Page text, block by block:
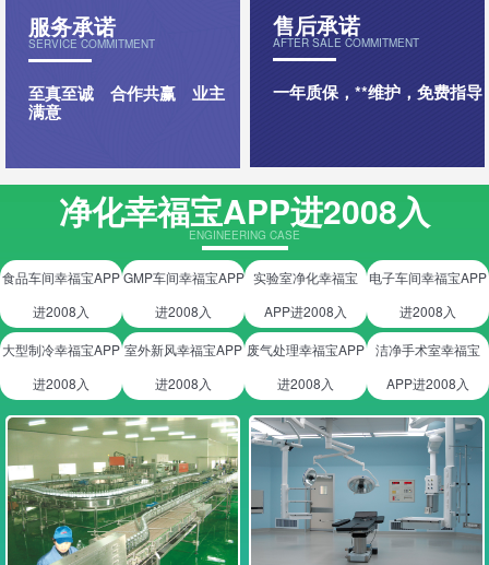
服务承诺
SERVICE COMMITMENT
至真至诚 合作共赢 业主
满意
售后承诺
AFTER SALE COMMITMENT
一年质保，**维护，免费指导
净化幸福宝APP进2008入
ENGINEERING CASE
食品车间幸福宝APP
进2008入
GMP车间幸福宝APP
进2008入
实验室净化幸福宝
APP进2008入
电子车间幸福宝APP
进2008入
大型制冷幸福宝APP
进2008入
室外新风幸福宝APP
进2008入
废气处理幸福宝APP
进2008入
洁净手术室幸福宝
APP进2008入